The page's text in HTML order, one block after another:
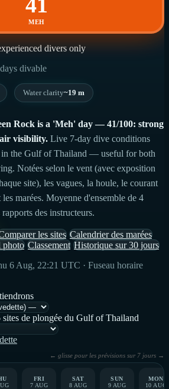
MEH
divers only
divable
Water clarity~19 m
Rock is a 'Meh' day — 41/100: strong
visibility. Live 7-day dive conditions
in the Gulf of Thailand — useful for both
Notées selon le vent (avec exposition
site), les vagues, la houle, le courant
marées. Moyenne d'ensemble de 4
des instructeurs.
les sites Calendrier des marées
photo Classement Historique sur 30 jours
6 Aug, 22:21 UTC · Fuseau horaire
de plongée du Gulf of Thailand
← glisse pour les prévisions sur 7 jours →
FRI
7 AUG
SAT
8 AUG
SUN
9 AUG
MON
10 AUG